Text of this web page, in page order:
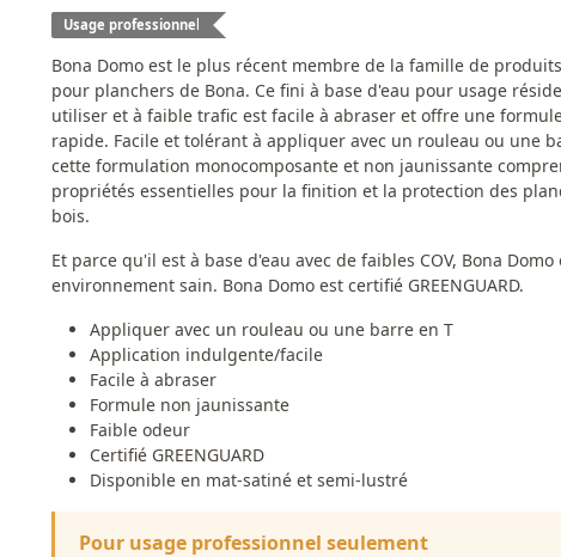
Usage professionnel
Bona Domo est le plus récent membre de la famille de
pour planchers de Bona. Ce fini à base d'eau pour usage
utiliser et à faible trafic est facile à abraser et offre une
rapide. Facile et tolérant à appliquer avec un rouleau ou une
cette formulation monocomposante et non jaunissante
propriétés essentielles pour la finition et la protection des
bois.
Et parce qu'il est à base d'eau avec de faibles COV, Bona
environnement sain. Bona Domo est certifié GREENGUARD.
Appliquer avec un rouleau ou une barre en T
Application indulgente/facile
Facile à abraser
Formule non jaunissante
Faible odeur
Certifié GREENGUARD
Disponible en mat-satiné et semi-lustré
Pour usage professionnel seulement